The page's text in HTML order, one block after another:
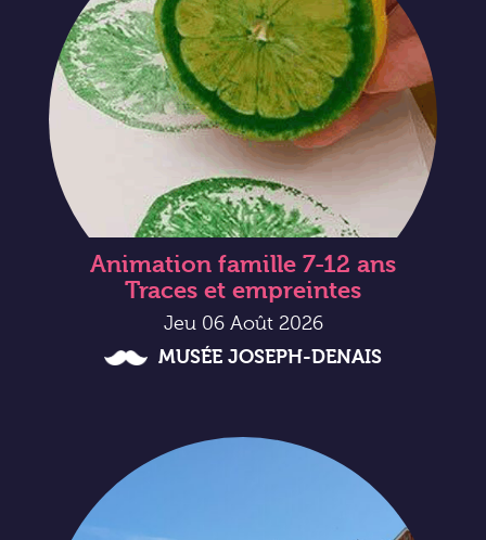
Animation famille 7-12 ans
Traces et empreintes
Jeu 06 Août 2026
MUSÉE JOSEPH-DENAIS